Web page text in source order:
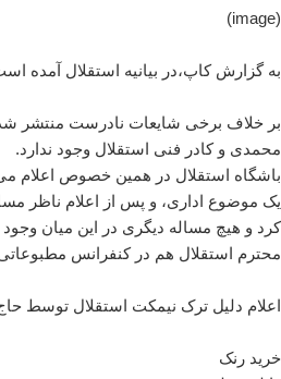
(image)
به گزارش کاپ،در بیانیه استقلال آمده
بر خلاف برخی شایعات نادرست منتشر
محمدی و کادر فنی استقلال وجود ندارد.
باشگاه استقلال در همین خصوص اعلام
یک موضوع اداری، و پس از اعلام ناظر
کرد و هیچ مساله دیگری در این میان
محترم استقلال هم در کنفرانس
اعلام دلیل ترک نیمکت استقلال توسط
خرید رنک